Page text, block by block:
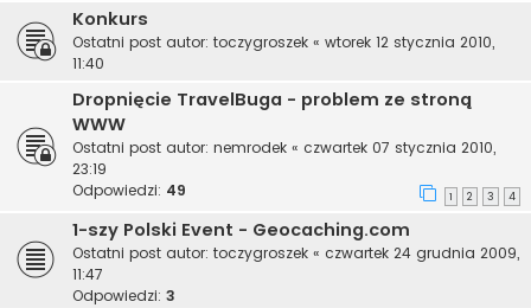
Konkurs
Ostatni post autor: toczygroszek « wtorek 12 stycznia 2010,
11:40
Dropnięcie TravelBuga - problem ze stroną
WWW
Ostatni post autor: nemrodek « czwartek 07 stycznia 2010,
23:19
Odpowiedzi: 49 1 2 3 4
1-szy Polski Event - Geocaching.com
Ostatni post autor: toczygroszek « czwartek 24 grudnia 2009,
11:47
Odpowiedzi: 3